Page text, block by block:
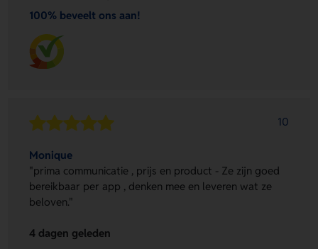
100% beveelt ons aan!
10
Monique
"prima communicatie , prijs en product - Ze zijn goed
bereikbaar per app , denken mee en leveren wat ze
beloven."
4 dagen geleden